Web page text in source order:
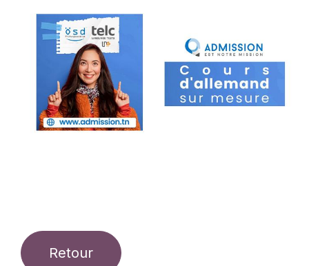
Retour